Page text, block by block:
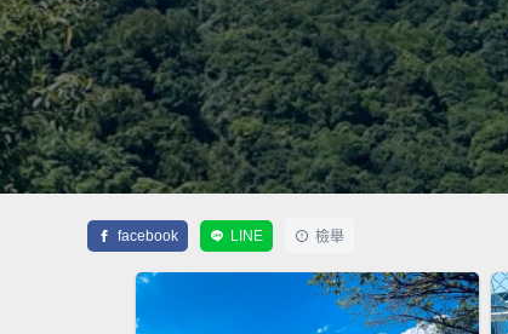
facebook LINE 檢舉